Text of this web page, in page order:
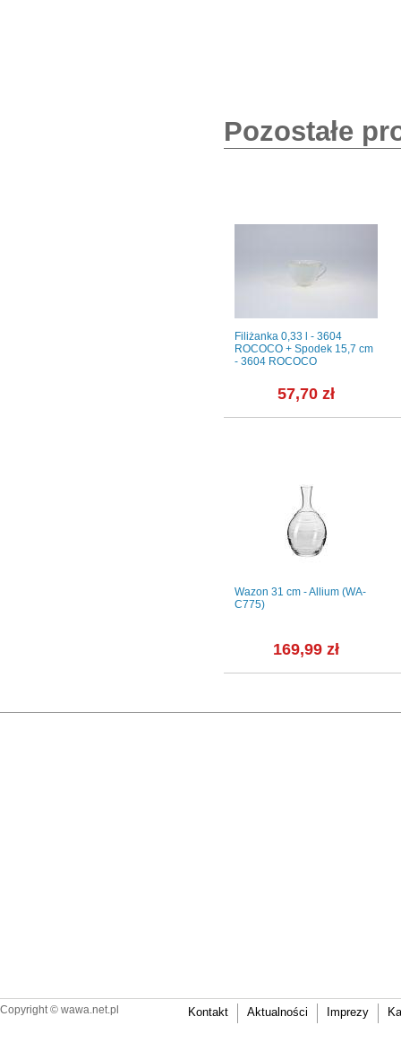
Pozostałe
Filiżanka 0,33 l - 3604
ROCOCO + Spodek 15,7 cm
- 3604 ROCOCO
57,70 zł
Wazon 31 cm - Allium (WA-
C775)
169,99 zł
Copyright © wawa.net.pl Kontakt Aktualności Imprezy